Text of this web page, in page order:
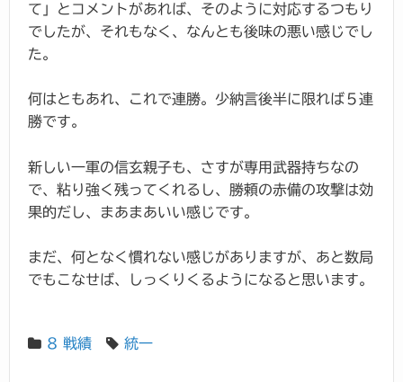
て」とコメントがあれば、そのように対応するつもり
でしたが、それもなく、なんとも後味の悪い感じでし
た。
何はともあれ、これで連勝。少納言後半に限れば５連
勝です。
新しい一軍の信玄親子も、さすが専用武器持ちなの
で、粘り強く残ってくれるし、勝頼の赤備の攻撃は効
果的だし、まあまあいい感じです。
まだ、何となく慣れない感じがありますが、あと数局
でもこなせば、しっくりくるようになると思います。
8 戦績 統一